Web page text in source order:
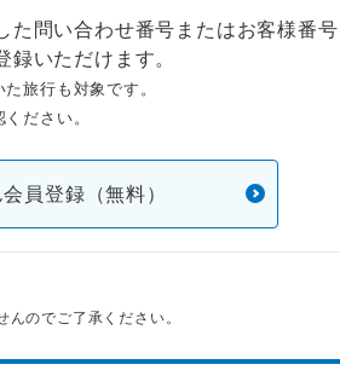
た問い合わせ番号またはお客様番号
録いただけます。
旅行も対象です。
ださい。
員登録（無料）
のでご了承ください。